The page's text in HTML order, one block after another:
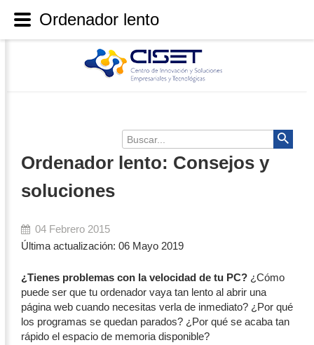
Buscar...
Ordenador lento: Consejos y
soluciones
04 Febrero 2015
Última actualización: 06 Mayo 2019
¿Tienes problemas con la velocidad de tu PC? ¿Cómo
puede ser que tu ordenador vaya tan lento al abrir una
página web cuando necesitas verla de inmediato? ¿Por qué
los programas se quedan parados? ¿Por qué se acaba tan
rápido el espacio de memoria disponible?
Ordenador lento